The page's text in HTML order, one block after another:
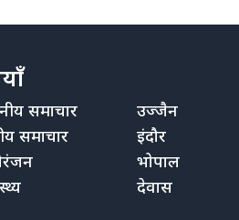
समाचार
समाचार
उज्जैन
इंदौर
भोपाल
देवास